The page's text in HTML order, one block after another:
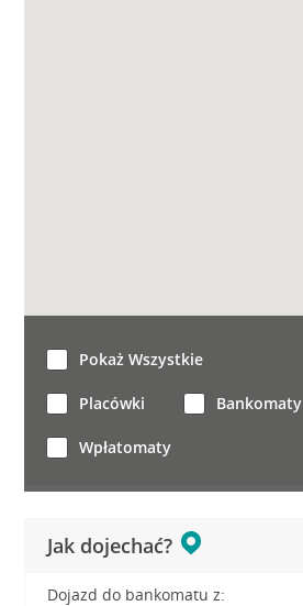
Jak dojechać?
Dojazd do bankomatu z:
Pokaż Wszystkie
Placówki Bankomaty
Wpłatomaty